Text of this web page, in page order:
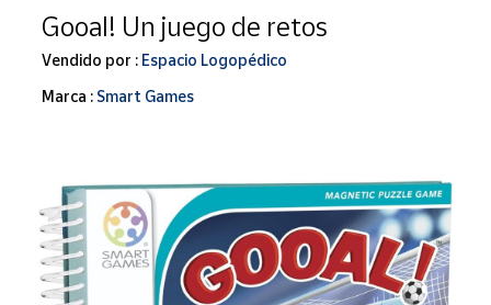
para
buscar
productos
Bebidas
Ocio y cultura
Juguetes y
Merchandising
y regalos
Tienda de
Correos
Gooal! Un juego de retos
Vendido por : Espacio Logopédico
Marca : Smart Games